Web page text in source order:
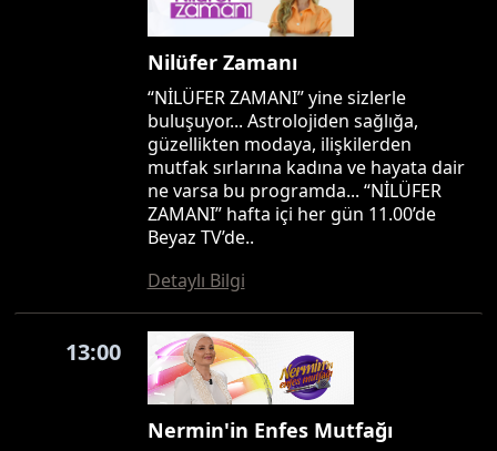
Nilüfer Zamanı
“NİLÜFER ZAMANI” yine sizlerle
buluşuyor... Astrolojiden sağlığa,
güzellikten modaya, ilişkilerden
mutfak sırlarına kadına ve hayata dair
ne varsa bu programda... “NİLÜFER
ZAMANI” hafta içi her gün 11.00’de
Beyaz TV’de..
Detaylı Bilgi
13:00
Nermin'in Enfes Mutfağı